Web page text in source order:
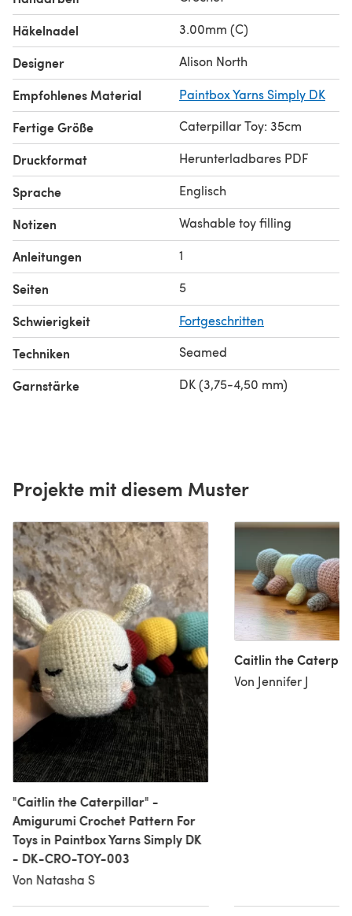
Häkelnadel 3.00mm (C)
Designer Alison North
Empfohlenes Material Paintbox Yarns Simply DK
Fertige Größe Caterpillar Toy: 35cm
Druckformat Herunterladbares PDF
Sprache Englisch
Notizen Washable toy filling
Anleitungen 1
Seiten 5
Schwierigkeit Fortgeschritten
Techniken Seamed
Garnstärke DK (3,75-4,50 mm)
Projekte mit diesem Muster
"Caitlin the Caterpillar" -
Amigurumi Crochet Pattern For
Toys in Paintbox Yarns Simply DK
- DK-CRO-TOY-003
Von Natasha S
Caitlin the
Von Jennifer J